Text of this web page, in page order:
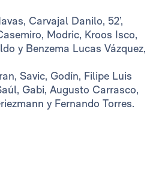
Carvajal Danilo, 52’,
Modric, Kroos Isco,
y Benzema Lucas Vázquez,
Savic, Godín, Filipe Luis
Gabi, Augusto Carrasco,
y Fernando Torres.